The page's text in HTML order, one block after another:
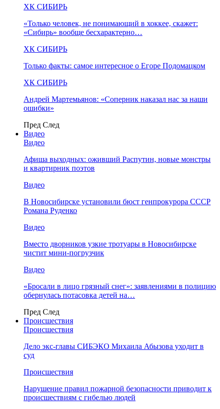
ХК СИБИРЬ
«Только человек, не понимающий в хоккее, скажет:
«Сибирь» вообще бесхарактерно…
ХК СИБИРЬ
Только факты: самое интересное о Егоре Подомацком
ХК СИБИРЬ
Андрей Мартемьянов: «Соперник наказал нас за наши
ошибки»
Пред След
Видео
Видео
Афиша выходных: оживший Распутин, новые монстры
и квартирник поэтов
Видео
В Новосибирске установили бюст генпрокурора СССР
Романа Руденко
Видео
Вместо дворников узкие тротуары в Новосибирске
чистит мини-погрузчик
Видео
«Бросали в лицо грязный снег»: заявлениями в полицию
обернулась потасовка детей на…
Пред След
Происшествия
Происшествия
Дело экс-главы СИБЭКО Михаила Абызова уходит в
суд
Происшествия
Нарушение правил пожарной безопасности приводит к
происшествиям с гибелью людей